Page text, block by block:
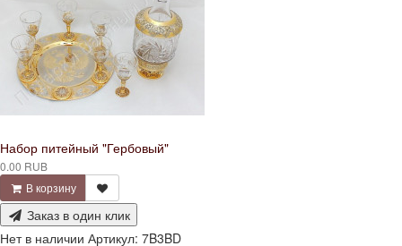
Набор питейный "Гербовый"
0.00 RUB
В корзину
Заказ в один клик
Нет в наличии Артикул: 7B3BD